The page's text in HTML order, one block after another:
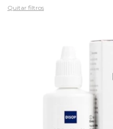
Quitar filtros